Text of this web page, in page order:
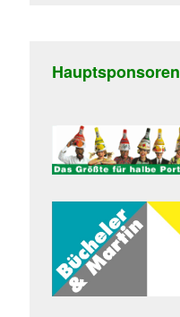
Hauptsponsoren